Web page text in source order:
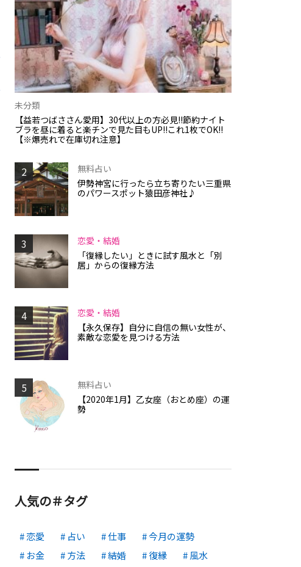
未分類
【益若つばささん愛用】30代以上の方必見!!節約ナイト
ブラを昼に着ると楽チンで見た目もUP!!これ1枚でOK!!
【※爆売れで在庫切れ注意】
2
無料占い
伊勢神宮に行ったら立ち寄りたい三重県
のパワースポット猿田彦神社♪
3
恋愛・結婚
「復縁したい」ときに試す風水と「別
居」からの復縁方法
4
恋愛・結婚
【永久保存】自分に自信の無い女性が、
素敵な恋愛を見つける方法
5
無料占い
【2020年1月】乙女座（おとめ座）の運
勢
人気の＃タグ
恋愛 占い 仕事
今月の運勢
お金
方法 結婚 復縁
風水